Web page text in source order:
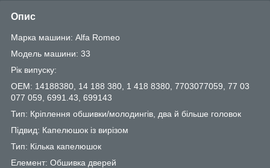
Опис
Марка машини: Alfa Romeo
Модель машини: 33
Рік випуску:
OEM: 14188380, 14 188 380, 1 418 8380, 7703077059, 77 03
077 059, 6991.43, 699143
Тип: Кріплення обшивки/молодингів, два й більше головок
Підвид: Капелюшок із вирізом
Тип: Кілька капелюшок
Елемент: Обшивка дверей